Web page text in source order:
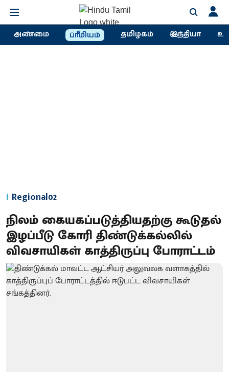
அண்மை ப்ரீமியம் தமிழகம் இந்தியா
Regional02
நிலம் கையகப்படுத்தியதற்கு கூடுதல்
இழப்பீடு கோரி திண்டுக்கல்லில்
விவசாயிகள் காத்திருப்பு போராட்டம்